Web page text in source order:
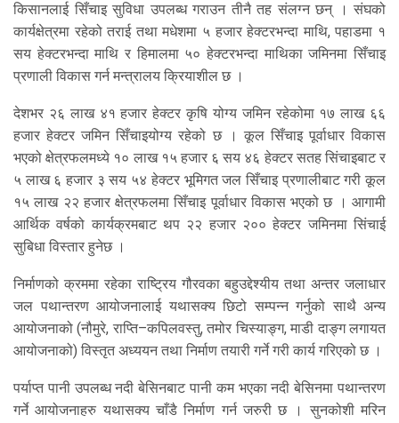
किसानलाई सिँचाइ सुविधा उपलब्ध गराउन तीनै तह संलग्न छन् । संघको
कार्यक्षेत्रमा रहेको तराई तथा मधेशमा ५ हजार हेक्टरभन्दा माथि, पहाडमा १
सय हेक्टरभन्दा माथि र हिमालमा ५० हेक्टरभन्दा माथिका जमिनमा सिँचाइ
प्रणाली विकास गर्न मन्त्रालय क्रियाशील छ ।
देशभर २६ लाख ४१ हजार हेक्टर कृषि योग्य जमिन रहेकोमा १७ लाख ६६
हजार हेक्टर जमिन सिँचाइयोग्य रहेको छ । कूल सिँचाइ पूर्वाधार विकास
भएको क्षेत्रफलमध्ये १० लाख १५ हजार ६ सय ४६ हेक्टर सतह सिंचाइबाट र
५ लाख ६ हजार ३ सय ५४ हेक्टर भूमिगत जल सिँचाइ प्रणालीबाट गरी कूल
१५ लाख २२ हजार क्षेत्रफलमा सिँचाइ पूर्वाधार विकास भएको छ । आगामी
आर्थिक वर्षको कार्यक्रमबाट थप २२ हजार २०० हेक्टर जमिनमा सिंचाई
सुबिधा विस्तार हुनेछ ।
निर्माणको क्रममा रहेका राष्ट्रिय गौरवका बहुउद्देश्यीय तथा अन्तर जलाधार
जल पथान्तरण आयोजनालाई यथासक्य छिटो सम्पन्न गर्नुको साथै अन्य
आयोजनाको (नौमुरे, राप्ति–कपिलवस्तु, तमोर चिस्याङ्ग, माडी दाङ्ग लगायत
आयोजनाको) विस्तृत अध्ययन तथा निर्माण तयारी गर्ने गरी कार्य गरिएको छ ।
पर्याप्त पानी उपलब्ध नदी बेसिनबाट पानी कम भएका नदी बेसिनमा पथान्तरण
गर्ने आयोजनाहरु यथासक्य चाँडै निर्माण गर्न जरुरी छ । सुनकोशी मरिन